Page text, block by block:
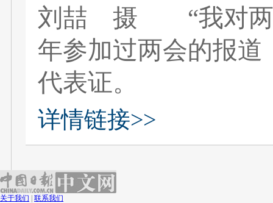
刘喆 摄 “我对两
年参加过两会的报
代表证。
详情链接>>
关于我们
联系我们